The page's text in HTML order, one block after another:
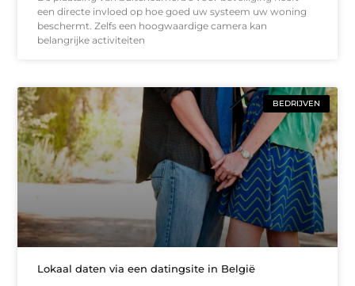
een directe invloed op hoe goed uw systeem uw woning
beschermt. Zelfs een hoogwaardige camera kan
belangrijke activiteiten
BEDRIJVEN
Lokaal daten via een datingsite in België